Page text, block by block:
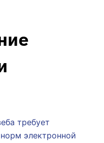
требует
электронной